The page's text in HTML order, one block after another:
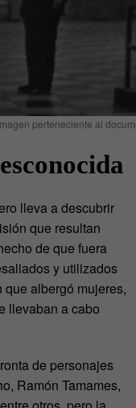
perteneciente al
lleva a descubrir
que resultan
de que fuera
y utilizados
que albergó mujeres,
llevaban a cabo
de personajes
Ramón Tamames,